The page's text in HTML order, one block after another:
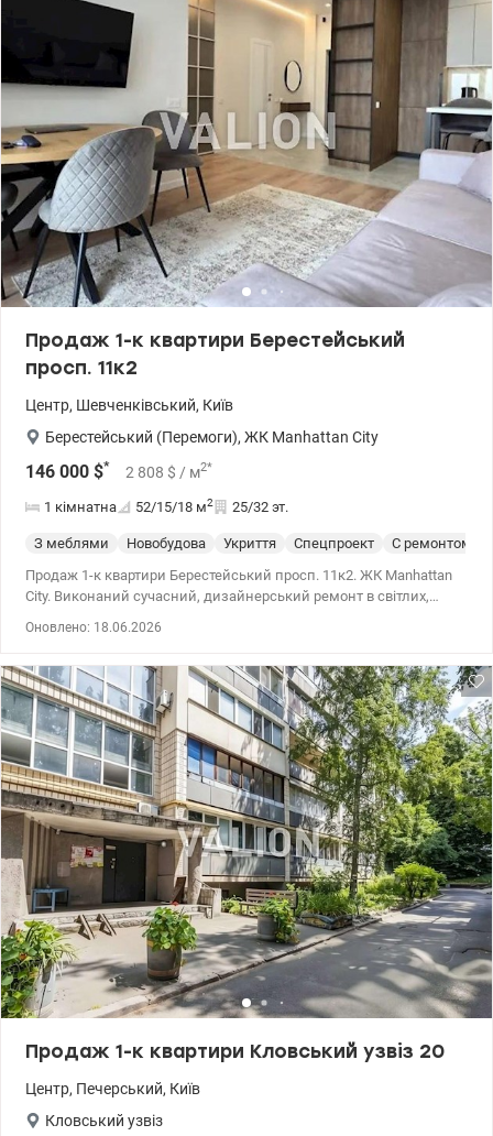
Продаж 1-к квартири Берестейський
просп. 11к2
Центр, Шевченківський, Київ
Берестейський (Перемоги), ЖК Manhattan City
146 000 $* 2 808 $ / м2*
1 кімнатна 52/15/18 м2 25/32 эт.
З меблями Новобудова Укриття Спецпроект
С ремонтом
Продаж 1-к квартири Берестейський просп. 11к2. ЖК Manhattan
City. Виконаний сучасний, дизайнерський ремонт в світлих,
виробників. 044 200 10 80 valion.ua/1150030
Оновлено: 18.06.2026
Продаж 1-к квартири Кловський узвіз 20
Центр, Печерський, Київ
Кловський узвіз